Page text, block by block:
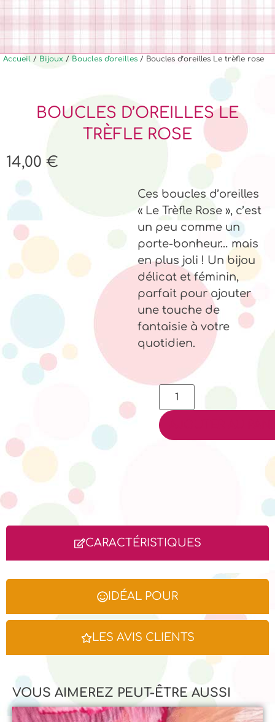
Accueil / Bijoux / Boucles d'oreilles / Boucles d’oreilles Le trèfle rose
BOUCLES D’OREILLES LE
TRÈFLE ROSE
14,00 €
Ces boucles d’oreilles
« Le Trèfle Rose », c’est
un peu comme un
porte-bonheur… mais
en plus joli ! Un bijou
délicat et féminin,
parfait pour ajouter
une touche de
fantaisie à votre
quotidien.
CARACTÉRISTIQUES
IDÉAL POUR
LES AVIS CLIENTS
VOUS AIMEREZ PEUT-ÊTRE AUSSI